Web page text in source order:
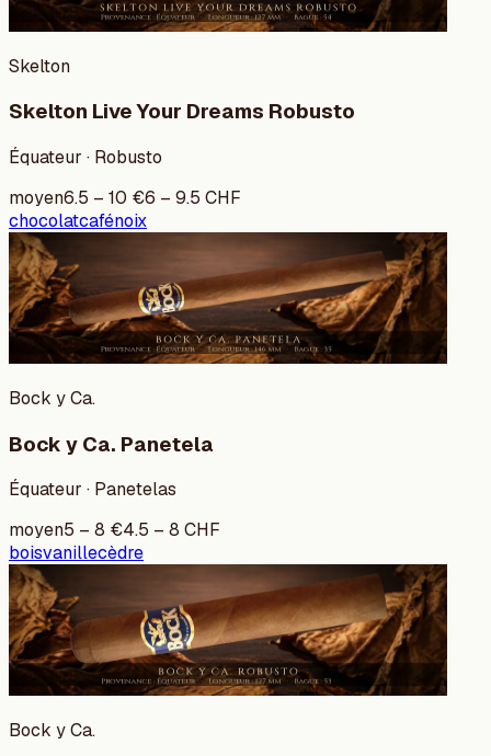
Skelton
Skelton Live Your Dreams Robusto
Équateur · Robusto
moyen6.5 – 10 €6 – 9.5 CHF
chocolatcafénoix
Bock y Ca.
Bock y Ca. Panetela
Équateur · Panetelas
moyen5 – 8 €4.5 – 8 CHF
boisvanillecèdre
Bock y Ca.